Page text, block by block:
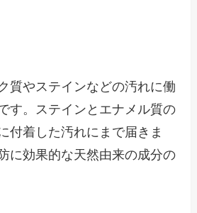
質やステインなどの汚れに働
す。ステインとエナメル質の
付着した汚れにまで届きま
に効果的な天然由来の成分の